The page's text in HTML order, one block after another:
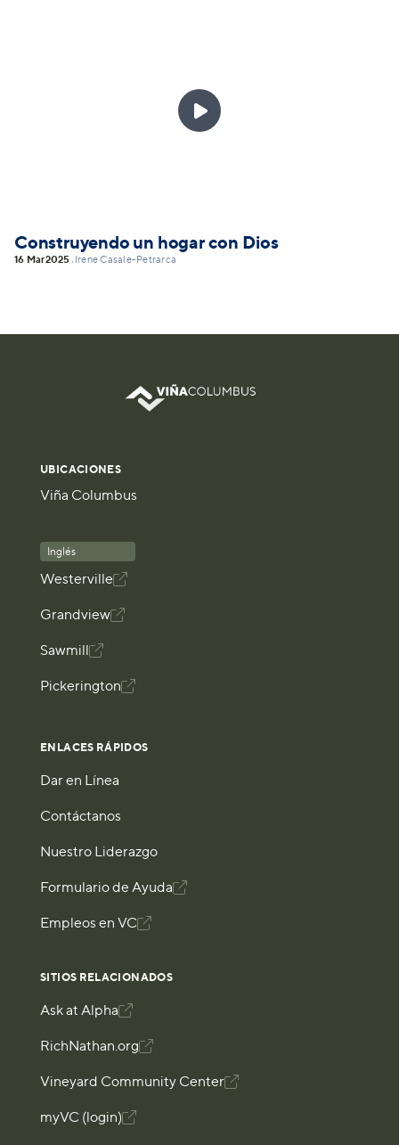

Construyendo un hogar con Dios
16 Mar2025• Irene Casale-Petrarca
UBICACIONES
Viña Columbus
Inglés
Westerville
Grandview
Sawmill
Pickerington
ENLACES RÁPIDOS
Dar en Línea
Contáctanos
Nuestro Liderazgo
Formulario de Ayuda
Empleos en VC
SITIOS RELACIONADOS
Ask at Alpha
RichNathan.org
Vineyard Community Center
myVC (login)